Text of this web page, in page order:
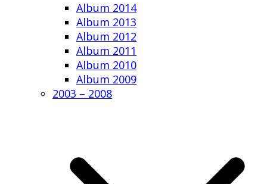
Album 2014
Album 2013
Album 2012
Album 2011
Album 2010
Album 2009
2003 – 2008